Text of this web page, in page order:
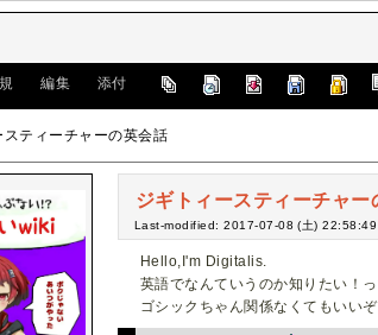
編集 添付
ティーチャーの英会話
ジギトィースティーチャー
Last-modified: 2017-07-08 (土) 22:58:49
Hello,I'm Digitalis.
英語でなんていうのか知りたい！
ゴシックちゃん関係なくてもいいぞ